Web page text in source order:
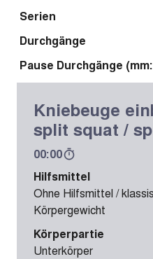
Serien
Durchgänge
Pause Durchgänge
Kniebeuge
split squat /
00:00
Hilfsmittel
Ohne Hilfsmittel /
Körpergewicht
Körperpartie
Unterkörper